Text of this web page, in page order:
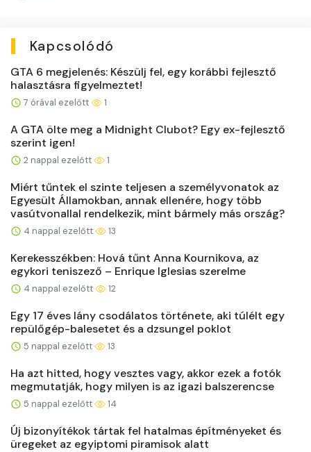
Kapcsolódó
GTA 6 megjelenés: Készülj fel, egy korábbi fejlesztő
halasztásra figyelmeztet!
7 órával ezelőtt 1
A GTA ölte meg a Midnight Clubot? Egy ex-fejlesztő
szerint igen!
2 nappal ezelőtt 1
Miért tűntek el szinte teljesen a személyvonatok az
Egyesült Államokban, annak ellenére, hogy több
vasútvonallal rendelkezik, mint bármely más ország?
4 nappal ezelőtt 13
Kerekesszékben: Hová tűnt Anna Kournikova, az
egykori teniszező – Enrique Iglesias szerelme
4 nappal ezelőtt 12
Egy 17 éves lány csodálatos története, aki túlélt egy
repülőgép-balesetet és a dzsungel poklot
5 nappal ezelőtt 13
Ha azt hitted, hogy vesztes vagy, akkor ezek a fotók
megmutatják, hogy milyen is az igazi balszerencse
5 nappal ezelőtt 14
Új bizonyítékok tártak fel hatalmas építményeket és
üregeket az egyiptomi piramisok alatt